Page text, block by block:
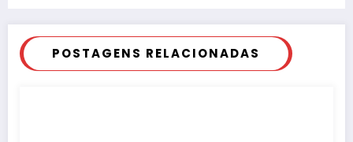
POSTAGENS RELACIONADAS